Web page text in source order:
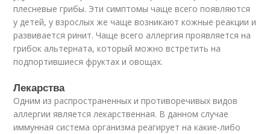
плесневые грибы. Эти симптомы чаще всего появляются
у детей, у взрослых же чаще возникают кожные реакции и
развивается ринит. Чаще всего аллергия проявляется на
грибок альтерната, который можно встретить на
подпортившиеся фруктах и овощах.
Лекарства
Одним из распространенных и противоречивых видов
аллергии является лекарственная. В данном случае
иммунная система организма реагирует на какие-либо